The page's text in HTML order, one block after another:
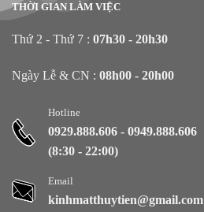
THỜI GIAN LÀM VIỆC
Thứ 2 - Thứ 7 : 07h30 - 20h30
Ngày Lễ & CN : 08h00 - 20h00
Hotline
0929.888.606 - 0949.888.606
(8:30 - 22:00)
Email
kinhmatthuytien@gmail.com